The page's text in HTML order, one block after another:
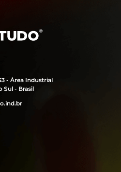
- Área Industrial
Sul - Brasil